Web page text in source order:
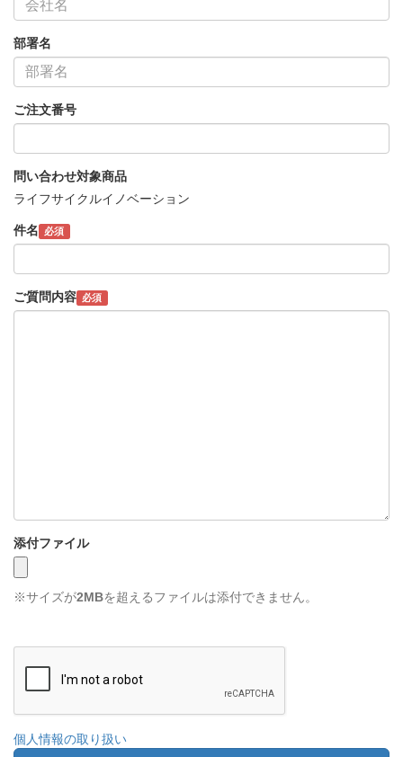
部署名
ご注文番号
問い合わせ対象商品
ライフサイクルイノベーション
件名 必須
ご質問内容 必須
添付ファイル
※サイズが2MBを超えるファイルは添付できません。
個人情報の取り扱い